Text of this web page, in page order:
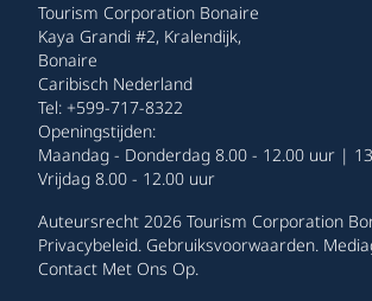
Tourism Corporation Bonaire
Kaya Grandi #2, Kralendijk,
Bonaire
Caribisch Nederland
Tel: +599-717-8322
Openingstijden:
Maandag - Donderdag 8.00 - 12.00 uur |
Vrijdag 8.00 - 12.00 uur
Auteursrecht 2026 Tourism Corporation
Privacybeleid. Gebruiksvoorwaarden.
Contact Met Ons Op.